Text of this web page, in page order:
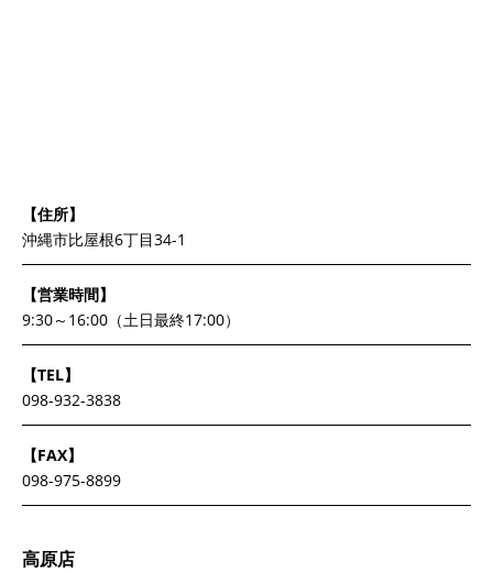
【住所】
沖縄市比屋根6丁目34-1
【営業時間】
9:30～16:00（土日最終17:00）
【TEL】
098-932-3838
【FAX】
098-975-8899
高原店